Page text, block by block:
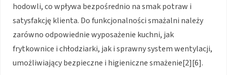
hodowli, co wpływa bezpośrednio na smak potraw i
satysfakcję klienta. Do funkcjonalności smażalni należy
zarówno odpowiednie wyposażenie kuchni, jak
frytkownice i chłodziarki, jak i sprawny system wentylacji,
umożliwiający bezpieczne i higieniczne smażenie[2][6].